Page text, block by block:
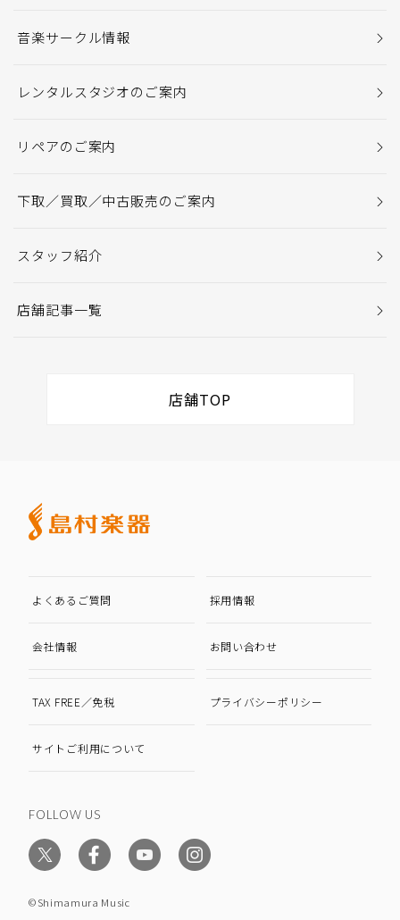
音楽サークル情報
レンタルスタジオのご案内
リペアのご案内
下取／買取／中古販売のご案内
スタッフ紹介
店舗記事一覧
店舗TOP
よくあるご質問 採用情報
会社情報 お問い合わせ
TAX FREE／免税 プライバシーポリシー
サイトご利用について
FOLLOW US
©Shimamura Music